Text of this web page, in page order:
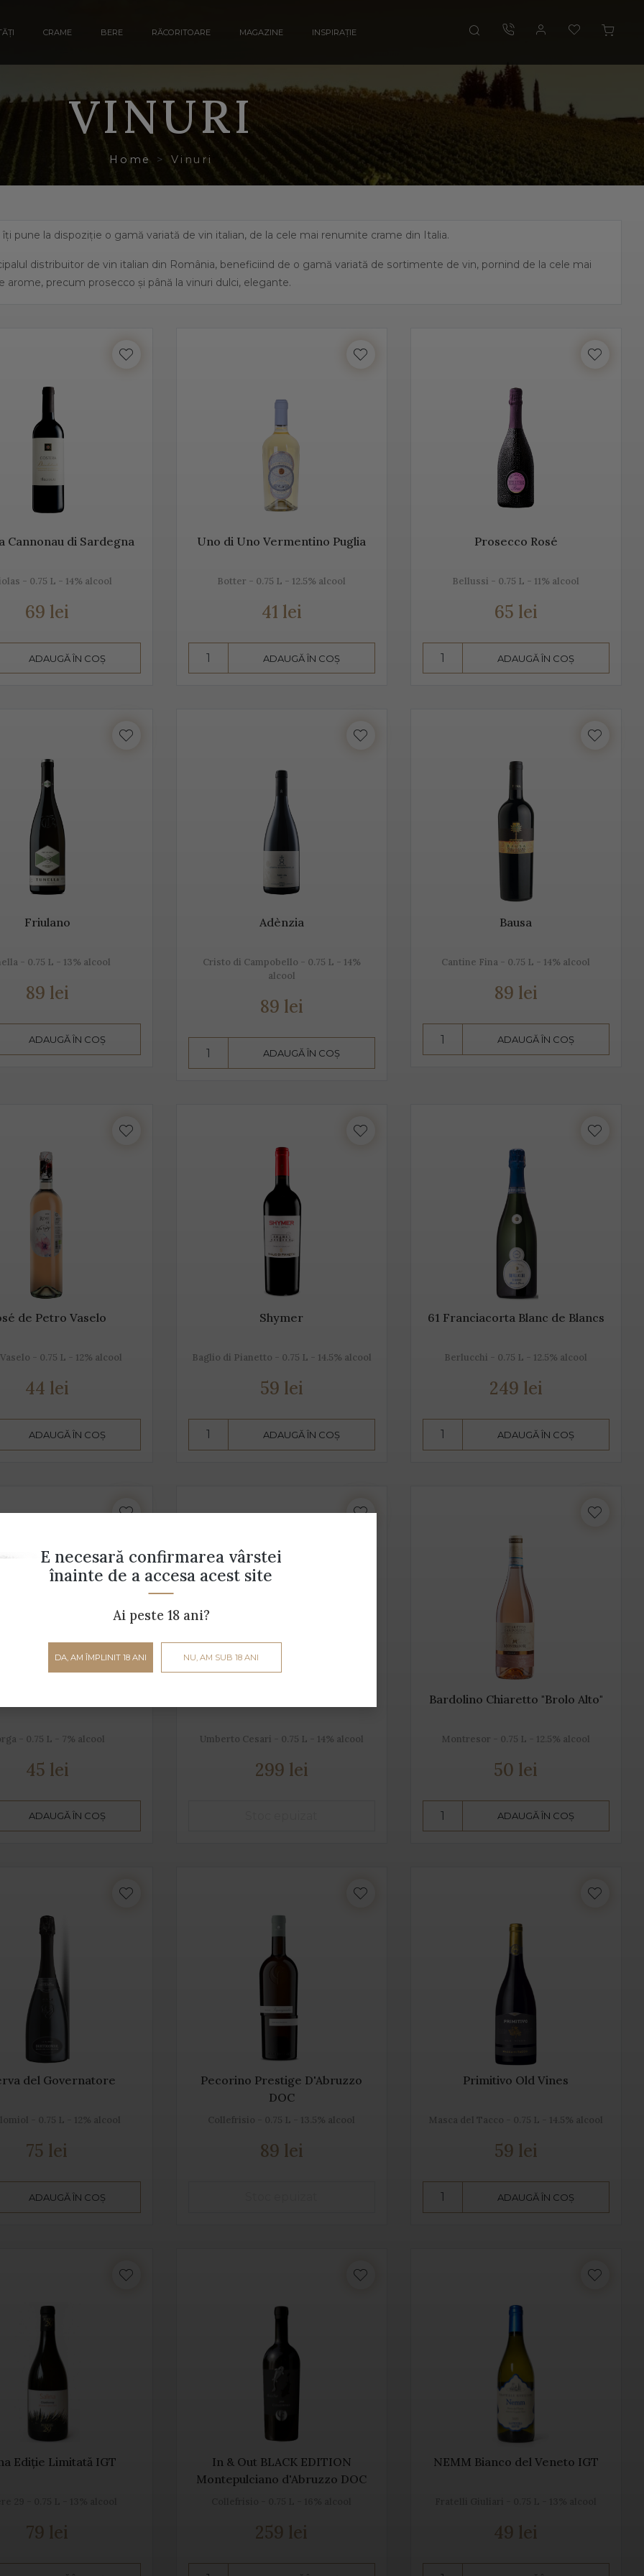
CRAME BERE RĂCORITOARE MAGAZINE INSPIRAȚIE
VINURI
Home Vinuri
îți pune la dispoziție o gamă variată de vin italian, de la cele mai renumite crame din Italia.
distribuitor de vin italian din România, beneficiind de o gamă variată de sortimente de vin, pornind de la cele mai
arome, precum prosecco și până la vinuri dulci, elegante.
un vin spumant rafinat, cunoscut în Italia dar și în întreaga lume. Vino Italia aduce Prosecco la tine acasă, chiar din
este fabricat și asta pentru că ne dorim să vă facem cunoștință cu tradiția, cu locul, cu gustul, dar mai ales cu
cel mai cunoscut vin spumant din Italia. E adesea comparat cu Champagne, însă ele diferă datorită modului de
mai mult decât „bule”, mai mult decât vin spumant, înseamnă aromă și gust deosebit, dar și un proces de
realizat din diferite sortimente de struguri, însă Glera este de departe cel mai cunoscut. Unii producători, mai
lângă Glera și alte soiuri de struguri, precum: Verdiso, Bianchetta Trevigiana, Perera, Glera lunga, Chardonnay, Pinot
Grigio sau Pinot Nero.
Prosecco provine de la locul de origine - satul Prosecco, situat foarte aproape de Trieste. Peste 50% din producția de
din acele locuri, mai exact din regiunile Conegliano și Valdobbiadene, acolo unde sunt peste 150 de producători.
s-au asociat într-un Consorțiu pentru a proteja acest vin spumant italian, cunoscut sub această denumire.
un vin cunoscut pentru prospețime, este un vin care nu fermentează după îmbuteliere și care se consumă de regulă,
Are un conținut scăzut de alcool, astfel că este preferat atât de bărbați, cât și de femei.
cu pereți înalți, subțiri, rece, temperatura ideală de servire fiind 2-3 grade C. Am putea spune despre Prosecco că
care îl poate oferi între dulceața fructelor și aciditatea băuturii.
Cannonau di Sardegna
- 0.75 L - 14% alcool
69 lei
ADAUGĂ ÎN COȘ
Uno di Uno Vermentino Puglia
Botter - 0.75 L - 12.5% alcool
41 lei
ADAUGĂ ÎN COȘ
Prosecco Rosé
Bellussi - 0.75 L - 11% alcool
65 lei
ADAUGĂ ÎN COȘ
Friulano
- 0.75 L - 13% alcool
89 lei
ADAUGĂ ÎN COȘ
Adènzia
Cristo di Campobello - 0.75 L - 14%
alcool
89 lei
ADAUGĂ ÎN COȘ
Bausa
Cantine Fina - 0.75 L - 14% alcool
89 lei
ADAUGĂ ÎN COȘ
de Petro Vaselo
- 0.75 L - 12% alcool
44 lei
ADAUGĂ ÎN COȘ
Shymer
Baglio di Pianetto - 0.75 L - 14.5% alcool
59 lei
ADAUGĂ ÎN COȘ
61 Franciacorta Blanc de Blancs
Berlucchi - 0.75 L - 12.5% alcool
249 lei
ADAUGĂ ÎN COȘ
- 0.75 L - 7% alcool
45 lei
ADAUGĂ ÎN COȘ
Umberto Cesari - 0.75 L - 14% alcool
299 lei
Bardolino Chiaretto "Brolo Alto"
Montresor - 0.75 L - 12.5% alcool
50 lei
ADAUGĂ ÎN COȘ
del Governatore
- 0.75 L - 12% alcool
75 lei
ADAUGĂ ÎN COȘ
Pecorino Prestige D'Abruzzo
DOC
Collefrisio - 0.75 L - 13.5% alcool
89 lei
Primitivo Old Vines
Masca del Tacco - 0.75 L - 14.5% alcool
59 lei
ADAUGĂ ÎN COȘ
Ediție Limitată IGT
79 lei
In & Out BLACK EDITION
Montepulciano d'Abruzzo DOC
259 lei
NEMM Bianco del Veneto IGT
49 lei
E necesară confirmarea vârstei
înainte de a accesa acest site
Ai peste 18 ani?
DA, AM ÎMPLINIT 18 ANI NU, AM SUB 18 ANI